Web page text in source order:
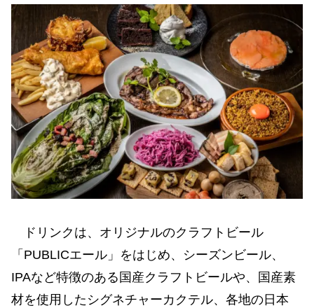
ドリンクは、オリジナルのクラフトビール
「PUBLICエール」をはじめ、シーズンビール、
IPAなど特徴のある国産クラフトビールや、国産素
材を使用したシグネチャーカクテル、各地の日本